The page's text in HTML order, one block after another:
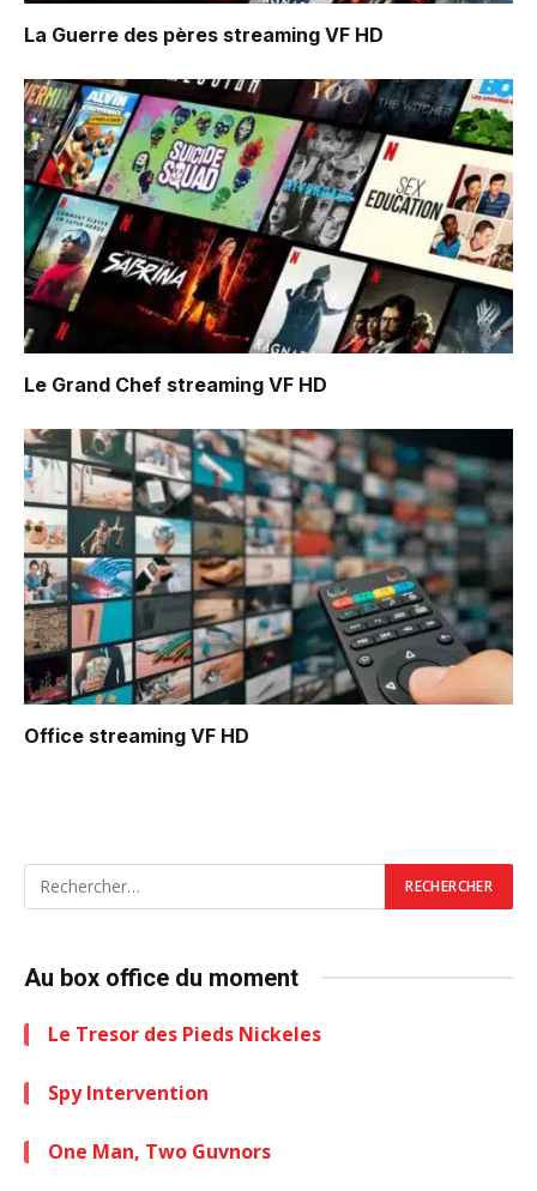
La Guerre des pères streaming VF HD
Le Grand Chef streaming VF HD
Office streaming VF HD
Au box office du moment
Le Tresor des Pieds Nickeles
Spy Intervention
One Man, Two Guvnors